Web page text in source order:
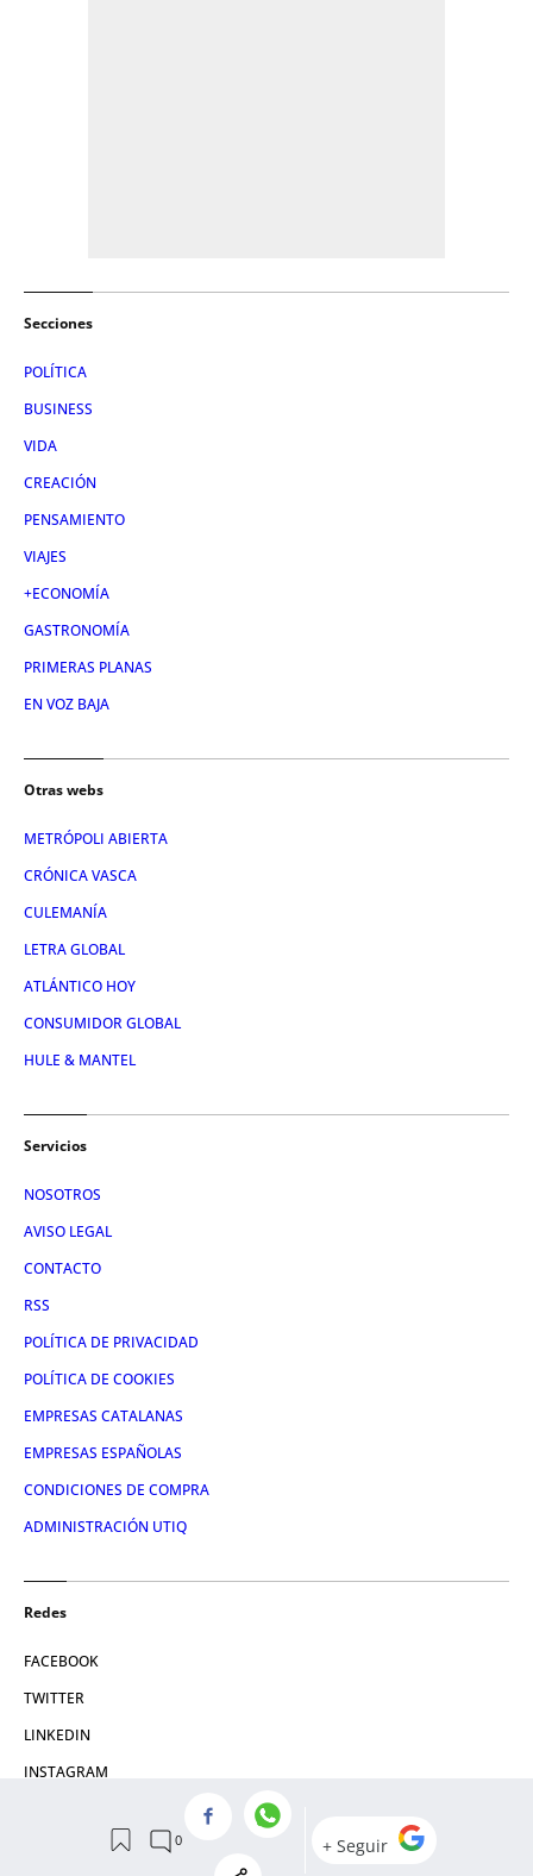
Secciones
POLÍTICA
BUSINESS
VIDA
CREACIÓN
PENSAMIENTO
VIAJES
+ECONOMÍA
GASTRONOMÍA
PRIMERAS PLANAS
EN VOZ BAJA
Otras webs
METRÓPOLI ABIERTA
CRÓNICA VASCA
CULEMANÍA
LETRA GLOBAL
ATLÁNTICO HOY
CONSUMIDOR GLOBAL
HULE & MANTEL
Servicios
NOSOTROS
AVISO LEGAL
CONTACTO
RSS
POLÍTICA DE PRIVACIDAD
POLÍTICA DE COOKIES
EMPRESAS CATALANAS
EMPRESAS ESPAÑOLAS
CONDICIONES DE COMPRA
ADMINISTRACIÓN UTIQ
Redes
FACEBOOK
TWITTER
LINKEDIN
INSTAGRAM